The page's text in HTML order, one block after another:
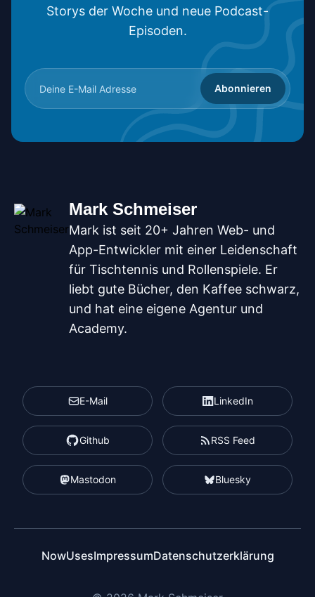
Storys der Woche und neue Podcast-
Episoden.
Abonnieren
Mark Schmeiser
Mark ist seit 20+ Jahren Web- und
App-Entwickler mit einer Leidenschaft
für Tischtennis und Rollenspiele. Er
liebt gute Bücher, den Kaffee schwarz,
und hat eine eigene Agentur und
Academy.
E-Mail LinkedIn
Github RSS Feed
Mastodon Bluesky
NowUsesImpressumDatenschutzerklärung